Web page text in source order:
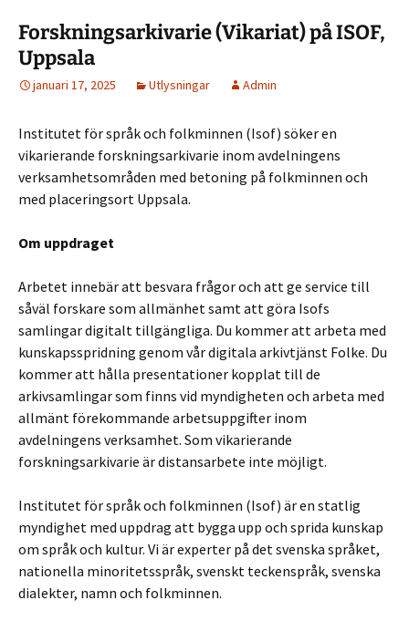
Forskningsarkivarie (Vikariat) på ISOF,
Uppsala
januari 17, 2025 Utlysningar Admin
Institutet för språk och folkminnen (Isof) söker en
vikarierande forskningsarkivarie inom avdelningens
verksamhetsområden med betoning på folkminnen och
med placeringsort Uppsala.
Om uppdraget
Arbetet innebär att besvara frågor och att ge service till
såväl forskare som allmänhet samt att göra Isofs
samlingar digitalt tillgängliga. Du kommer att arbeta med
kunskapsspridning genom vår digitala arkivtjänst Folke. Du
kommer att hålla presentationer kopplat till de
arkivsamlingar som finns vid myndigheten och arbeta med
allmänt förekommande arbetsuppgifter inom
avdelningens verksamhet. Som vikarierande
forskningsarkivarie är distansarbete inte möjligt.
Institutet för språk och folkminnen (Isof) är en statlig
myndighet med uppdrag att bygga upp och sprida kunskap
om språk och kultur. Vi är experter på det svenska språket,
nationella minoritetsspråk, svenskt teckenspråk, svenska
dialekter, namn och folkminnen.